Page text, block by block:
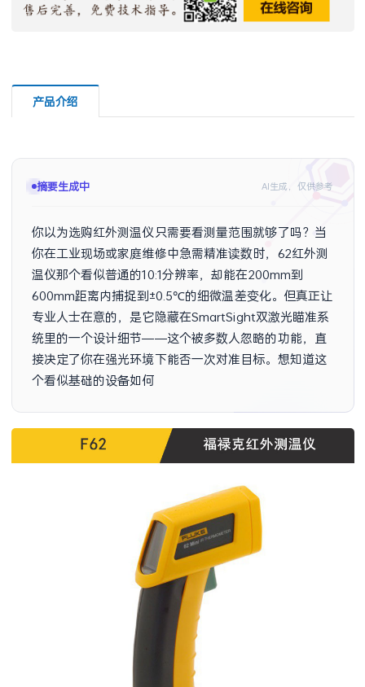
产品介绍
摘要生成中 AI生成，仅供参考
你以为选购红外测温仪只需要看测量范围就够了吗？当
你在工业现场或家庭维修中急需精准读数时，62红外测
温仪那个看似普通的10:1分辨率，却能在200mm到
600mm距离内捕捉到±0.5℃的细微温差变化。但真正让
专业人士在意的，是它隐藏在SmartSight双激光瞄准系
统里的一个设计细节——这个被多数人忽略的功能，直
接决定了你在强光环境下能否一次对准目标。想知道这
个看似基础的设备如何帮你避开90%的误测风险吗？